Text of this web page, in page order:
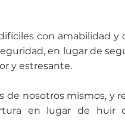
con amabilidad y
en lugar de
y estresante.
de nosotros mismos, y
en lugar de huir